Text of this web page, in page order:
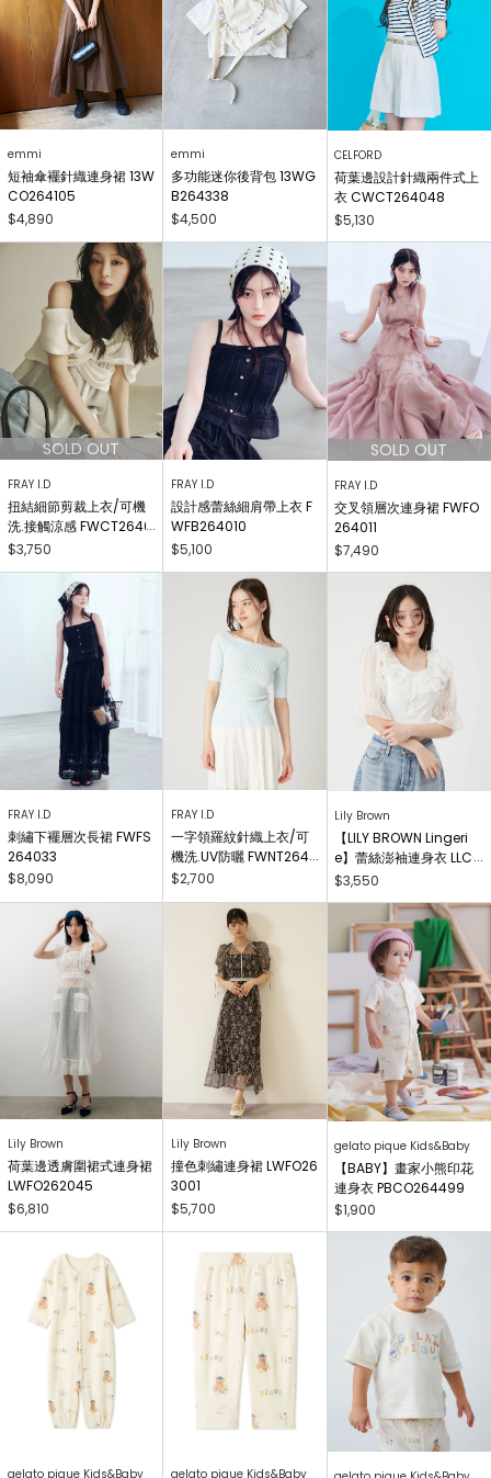
emmi
短袖傘襬針織連身裙 13W
CO264105
$4,890
emmi
多功能迷你後背包 13WG
B264338
$4,500
CELFORD
荷葉邊設計針織兩件式上
衣 CWCT264048
$5,130
FRAY I.D
扭結細節剪裁上衣/可機
洗.接觸涼感 FWCT2640
25
$3,750
FRAY I.D
設計感蕾絲細肩帶上衣 F
WFB264010
$5,100
FRAY I.D
交叉領層次連身裙 FWFO
264011
$7,490
FRAY I.D
刺繡下襬層次長裙 FWFS
264033
$8,090
FRAY I.D
一字領羅紋針織上衣/可
機洗.UV防曬 FWNT2640
29
$2,700
Lily Brown
【LILY BROWN Lingeri
e】蕾絲澎袖連身衣 LLCO
262503
$3,550
Lily Brown
荷葉邊透膚圍裙式連身裙
LWFO262045
$6,810
Lily Brown
撞色刺繡連身裙 LWFO26
3001
$5,700
gelato pique Kids&Baby
【BABY】畫家小熊印花
連身衣 PBCO264499
$1,900
gelato pique Kids&Baby gelato pique Kids&Baby